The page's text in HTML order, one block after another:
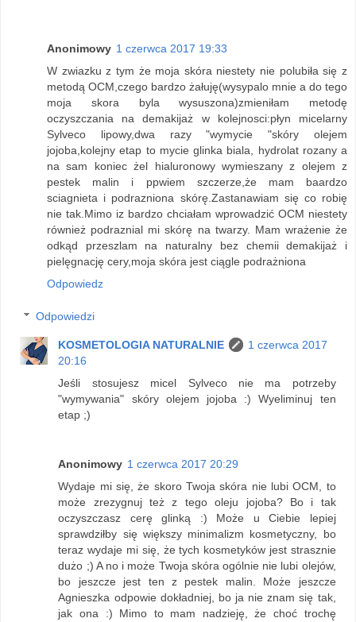
Anonimowy 1 czerwca 2017 19:33
W zwiazku z tym że moja skóra niestety nie polubiła się z
metodą OCM,czego bardzo żałuję(wysypalo mnie a do tego
moja skora byla wysuszona)zmieniłam metodę
oczyszczania na demakijaż w kolejnosci:płyn micelarny
Sylveco lipowy,dwa razy "wymycie "skóry olejem
jojoba,kolejny etap to mycie glinka biala, hydrolat rozany a
na sam koniec żel hialuronowy wymieszany z olejem z
pestek malin i ppwiem szczerze,że mam baardzo
sciagnieta i podrazniona skórę.Zastanawiam się co robię
nie tak.Mimo iz bardzo chciałam wprowadzić OCM niestety
również podraznial mi skórę na twarzy. Mam wrażenie że
odkąd przeszlam na naturalny bez chemii demakijaż i
pielęgnację cery,moja skóra jest ciągle podrażniona
Odpowiedz
Odpowiedzi
KOSMETOLOGIA NATURALNIE
1 czerwca 2017
20:16
Jeśli stosujesz micel Sylveco nie ma potrzeby
"wymywania" skóry olejem jojoba :) Wyeliminuj ten
etap ;)
Anonimowy 1 czerwca 2017 20:29
Wydaje mi się, że skoro Twoja skóra nie lubi OCM, to
może zrezygnuj też z tego oleju jojoba? Bo i tak
oczyszczasz cerę glinką :) Może u Ciebie lepiej
sprawdziłby się większy minimalizm kosmetyczny, bo
teraz wydaje mi się, że tych kosmetyków jest strasznie
dużo ;) A no i może Twoja skóra ogólnie nie lubi olejów,
bo jeszcze jest ten z pestek malin. Może jeszcze
Agnieszka odpowie dokładniej, bo ja nie znam się tak,
jak ona :) Mimo to mam nadzieję, że choć trochę